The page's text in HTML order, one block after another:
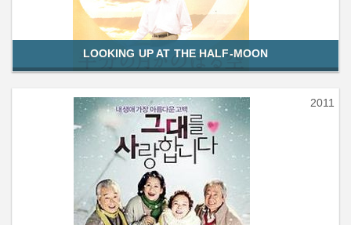
LOOKING UP AT THE HALF-MOON
2011